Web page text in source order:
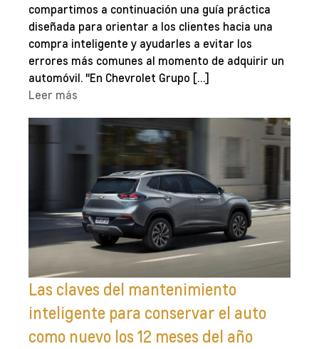
compartimos a continuación una guía práctica
diseñada para orientar a los clientes hacia una
compra inteligente y ayudarles a evitar los
errores más comunes al momento de adquirir un
automóvil. "En Chevrolet Grupo […]
Leer más
Las claves del mantenimiento
inteligente para conservar el auto
como nuevo los 12 meses del año